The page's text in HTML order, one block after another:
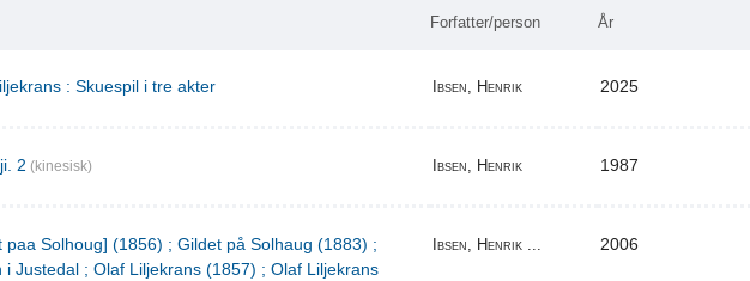
Forfatter/person År
: Skuespil i tre akter Ibsen, Henrik 2025
2 (kinesisk) Ibsen, Henrik 1987
paa Solhoug] (1856) ; Gildet på Solhaug (1883) ;
i Justedal ; Olaf Liljekrans (1857) ; Olaf Liljekrans
Ibsen, Henrik ... 2006